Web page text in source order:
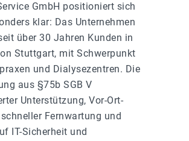
GmbH positioniert sich
klar: Das Unternehmen
über 30 Jahren Kunden in
Stuttgart, mit Schwerpunkt
und Dialysezentren. Die
aus §75b SGB V
Unterstützung, Vor-Ort-
Fernwartung und
IT-Sicherheit und